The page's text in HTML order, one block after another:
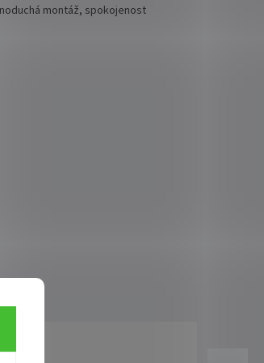
montáž, spokojenost